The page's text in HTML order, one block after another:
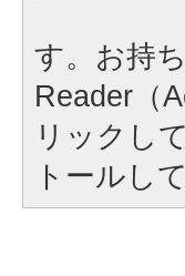
す。お持
Reader（
リックし
トールし